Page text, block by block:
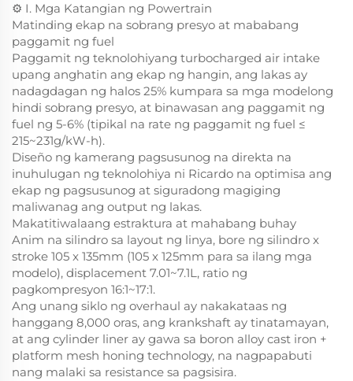
⚙️ I. Mga Katangian ng Powertrain
Matinding ekap na sobrang presyo at mababang
paggamit ng fuel
Paggamit ng teknolohiyang turbocharged air intake
upang anghatin ang ekap ng hangin, ang lakas ay
nadagdagan ng halos 25% kumpara sa mga modelong
hindi sobrang presyo, at binawasan ang paggamit ng
fuel ng 5-6% (tipikal na rate ng paggamit ng fuel ≤
215~231g/kW-h).
Diseño ng kamerang pagsusunog na direkta na
inuhulugan ng teknolohiya ni Ricardo na optimisa ang
ekap ng pagsusunog at siguradong magiging
maliwanag ang output ng lakas.
Makatitiwalaang estraktura at mahabang buhay
Anim na silindro sa layout ng linya, bore ng silindro x
stroke 105 x 135mm (105 x 125mm para sa ilang mga
modelo), displacement 7.01~7.1L, ratio ng
pagkompresyon 16:1~17:1.
Ang unang siklo ng overhaul ay nakakataas ng
hanggang 8,000 oras, ang krankshaft ay tinatamayan,
at ang cylinder liner ay gawa sa boron alloy cast iron +
platform mesh honing technology, na nagpapabuti
nang malaki sa resistance sa pagsisira.